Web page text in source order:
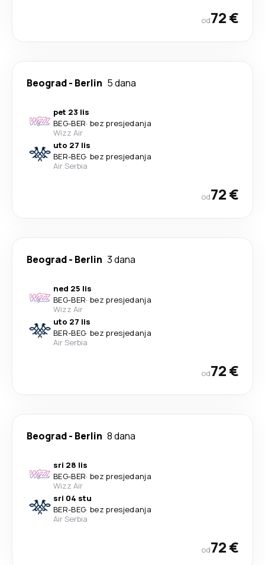
od72 €
Beograd- Berlin 5 dana
pet 23 lis
BEG-BER· bez presjedanja
Wizz Air
uto 27 lis
BER-BEG· bez presjedanja
Air Serbia
od72 €
Beograd- Berlin 3 dana
ned 25 lis
BEG-BER· bez presjedanja
Wizz Air
uto 27 lis
BER-BEG· bez presjedanja
Air Serbia
od72 €
Beograd- Berlin 8 dana
sri 28 lis
BEG-BER· bez presjedanja
Wizz Air
sri 04 stu
BER-BEG· bez presjedanja
Air Serbia
od72 €